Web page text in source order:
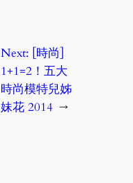
Next: [時尚]
1+1=2！五大
時尚模特兒姊
妹花 2014 →